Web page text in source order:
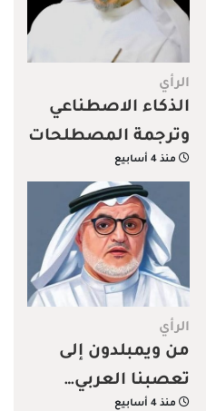
الرأي
الذكاء الاصطناعي
وترجمة المصطلحات
منذ 4 أسابيع
الرأي
من ويمبلدون إلى
تعصبنا العربي…
منذ 4 أسابيع